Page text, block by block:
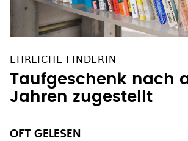
EHRLICHE FINDERIN
Taufgeschenk nach
Jahren zugestellt
OFT GELESEN